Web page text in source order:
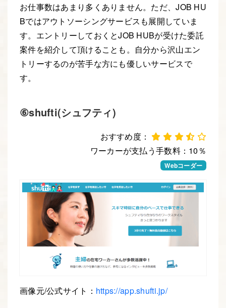
お仕事数はあまり多くありません。ただ、JOB HU
Bではアウトソーシングサービスも展開していま
す。エントリーしておくとJOB HUBが受けた委託
案件を紹介して頂けることも。自分から沢山エン
トリーするのが苦手な方にも優しいサービスで
す。
⑥shufti(シュフティ)
おすすめ度：
ワーカーが支払う手数料：10％
Webコーダー
画像元/公式サイト： https://app.shufti.jp/